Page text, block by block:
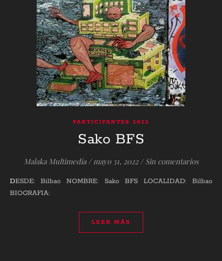
PARTICIPANTES 2022
Sako BFS
Malaka Multimedia / mayo 31, 2022 / Sin comentarios
DESDE: Bilbao NOMBRE: Sako BFS LOCALIDAD: Bilbao
BIOGRAFIA:
LEER MÁS